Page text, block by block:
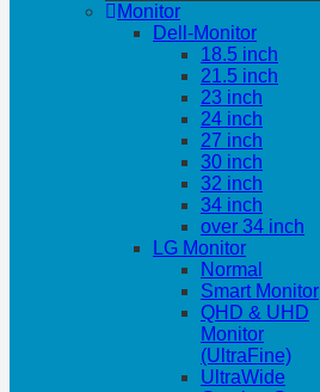
Monitor
Dell-Monitor
18.5 inch
21.5 inch
23 inch
24 inch
27 inch
30 inch
32 inch
34 inch
over 34 inch
LG Monitor
Normal
Smart Monitor
QHD & UHD
Monitor
(UltraFine)
UltraWide